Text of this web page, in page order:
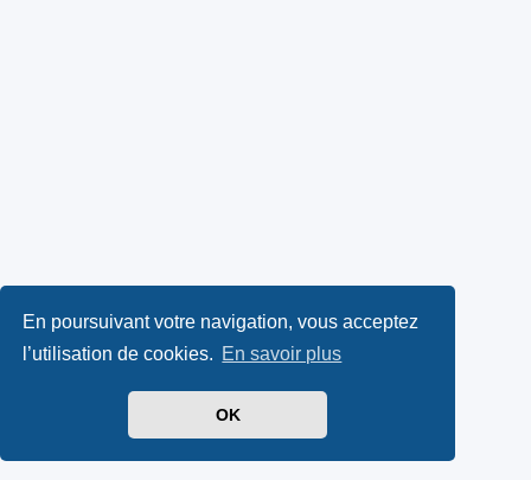
En poursuivant votre navigation, vous acceptez
l’utilisation de cookies. En savoir plus
OK